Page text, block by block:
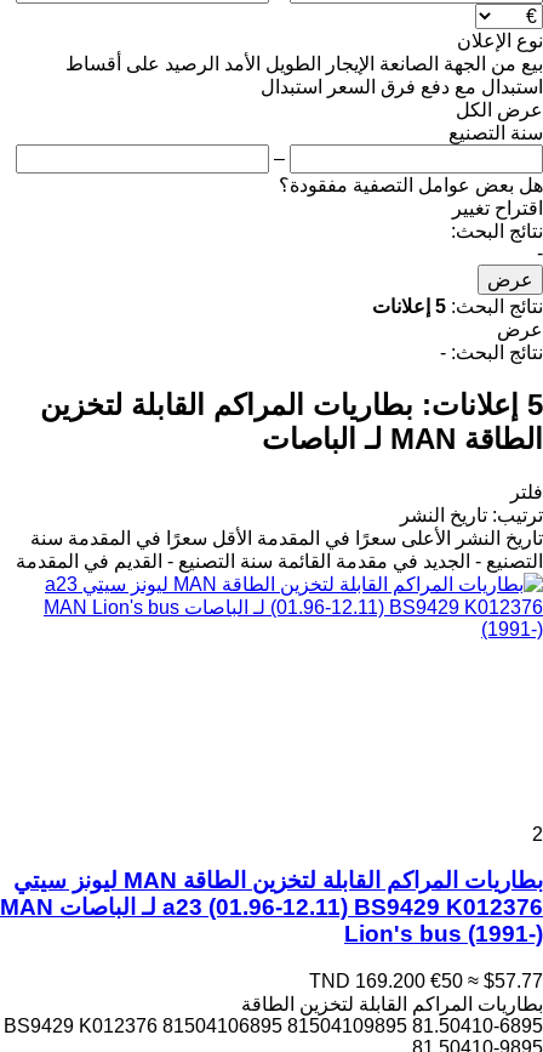
نوع الإعلان
بيع من الجهة الصانعة الإيجار الطويل الأمد الرصيد على أقساط
استبدال مع دفع فرق السعر
استبدال
عرض الكل
سنة التصنيع
–
هل بعض عوامل التصفية مفقودة؟
اقتراح تغيير
نتائج البحث:
-
عرض
نتائج البحث: 5 إعلانات
عرض
نتائج البحث: -
5 إعلانات:
بطاريات المراكم القابلة لتخزين
الطاقة MAN لـ الباصات
فلتر
ترتيب: تاريخ النشر
تاريخ النشر
الأعلى سعرًا في المقدمة الأقل سعرًا في المقدمة سنة
التصنيع - الجديد في مقدمة القائمة سنة التصنيع - القديم في المقدمة
2
بطاريات المراكم القابلة لتخزين الطاقة MAN ليونز سيتي
a23 (01.96-12.11) BS9429 K012376 لـ الباصات MAN
Lion's bus (1991-)
TND 169.200 €50 ≈ $57.77
بطاريات المراكم القابلة لتخزين الطاقة
BS9429 K012376 81504106895 81504109895 81.50410-6895